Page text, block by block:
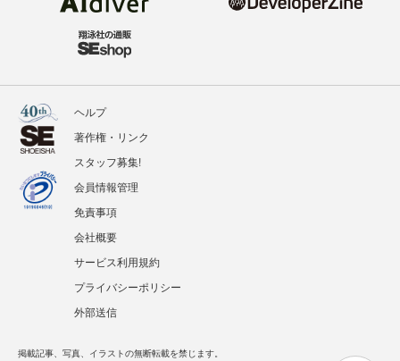
ヘルプ
著作権・リンク
スタッフ募集!
会員情報管理
免責事項
会社概要
サービス利用規約
プライバシーポリシー
外部送信
掲載記事、写真、イラストの無断転載を禁じます。